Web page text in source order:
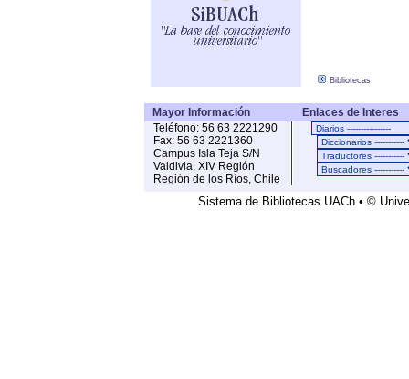
Bibliotecas
Mayor Información
Enlaces de Interes
Teléfono: 56 63 2221290
Fax: 56 63 2221360
Campus Isla Teja S/N
Valdivia, XIV Región
Región de los Ríos, Chile
Sistema de Bibliotecas UACh • ©